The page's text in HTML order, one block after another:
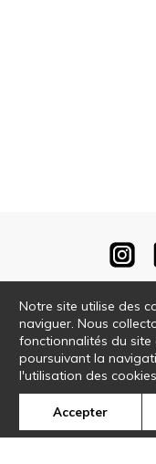
Notre site utilise des
naviguer. Nous
fonctionnalités du site
poursuivant la
l'utilisation des
Accepter